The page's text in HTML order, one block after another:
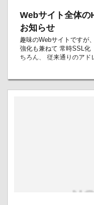
Webサイト全体の
お知らせ
趣味のWebサイトですが
強化も兼ねて 常時SSL
ちろん、 従来通りのアド